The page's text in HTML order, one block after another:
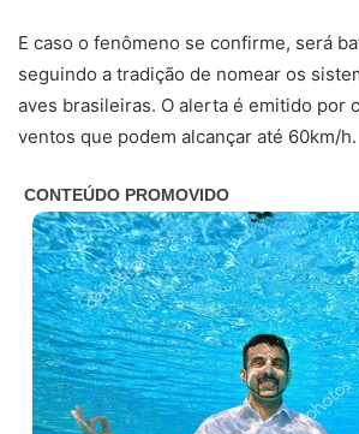
E caso o fenômeno se confirme, será
seguindo a tradição de nomear os
aves brasileiras. O alerta é emitido por
ventos que podem alcançar até 60km/h.